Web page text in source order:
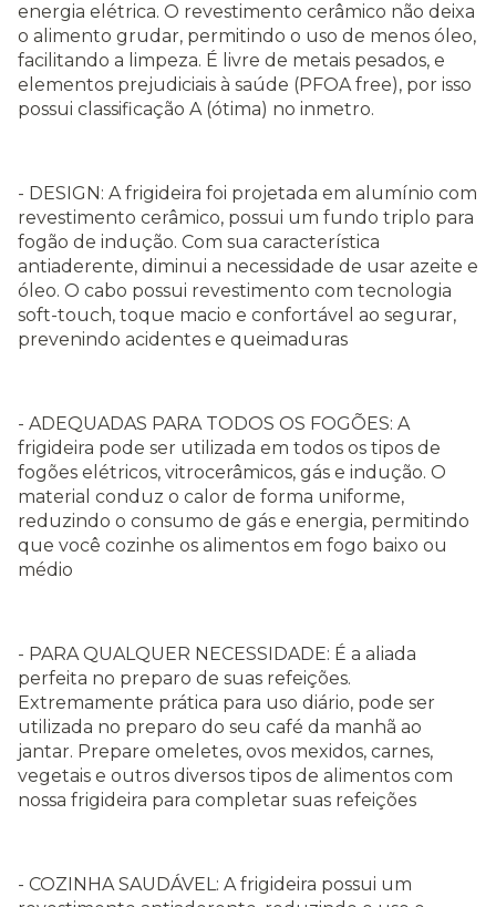
energia elétrica. O revestimento cerâmico não deixa
o alimento grudar, permitindo o uso de menos óleo,
facilitando a limpeza. É livre de metais pesados, e
elementos prejudiciais à saúde (PFOA free), por isso
possui classificação A (ótima) no inmetro.
- DESIGN: A frigideira foi projetada em alumínio com
revestimento cerâmico, possui um fundo triplo para
fogão de indução. Com sua característica
antiaderente, diminui a necessidade de usar azeite e
óleo. O cabo possui revestimento com tecnologia
soft-touch, toque macio e confortável ao segurar,
prevenindo acidentes e queimaduras
- ADEQUADAS PARA TODOS OS FOGÕES: A
frigideira pode ser utilizada em todos os tipos de
fogões elétricos, vitrocerâmicos, gás e indução. O
material conduz o calor de forma uniforme,
reduzindo o consumo de gás e energia, permitindo
que você cozinhe os alimentos em fogo baixo ou
médio
- PARA QUALQUER NECESSIDADE: É a aliada
perfeita no preparo de suas refeições.
Extremamente prática para uso diário, pode ser
utilizada no preparo do seu café da manhã ao
jantar. Prepare omeletes, ovos mexidos, carnes,
vegetais e outros diversos tipos de alimentos com
nossa frigideira para completar suas refeições
- COZINHA SAUDÁVEL: A frigideira possui um